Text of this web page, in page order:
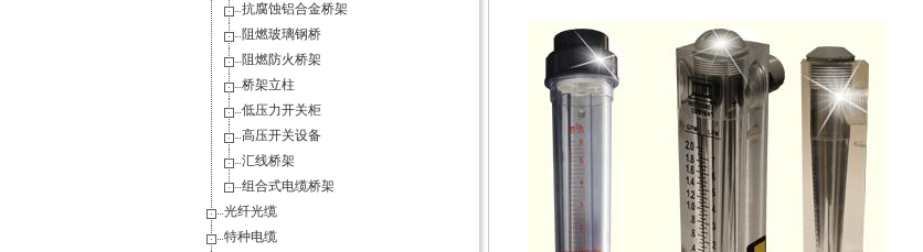
抗腐蚀铝合金桥架
阻燃玻璃钢桥
阻燃防火桥架
桥架立柱
低压力开关柜
高压开关设备
汇线桥架
组合式电缆桥架
光纤光缆
特种电缆